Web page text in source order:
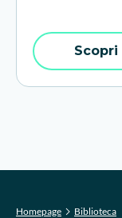
Scopri
Homepage Biblioteca